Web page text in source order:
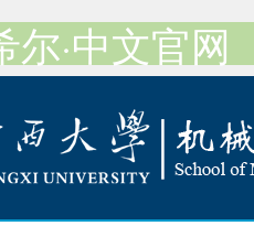
·中文官网